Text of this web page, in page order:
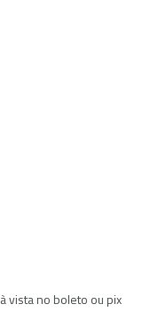
à vista no boleto ou pix